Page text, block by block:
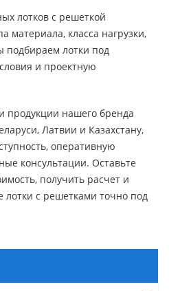
лотков с решеткой
материала, класса нагрузки,
лотки под
и проектную
продукции нашего бренда
Латвии и Казахстану,
оперативную
консультации. Оставьте
получить расчет и
лотки с решетками точно под